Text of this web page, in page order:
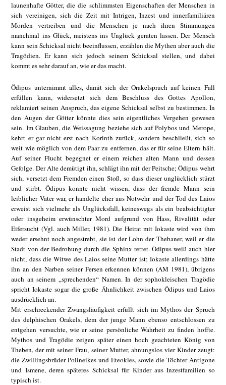
launenhafte Götter, die die schlimmsten Eigenschaften der Menschen in
sich vereinigen, sich die Zeit mit Intrigen, Inzest und innerfamiliären
Morden vertreiben und die Menschen je nach ihren Stimmungen
manchmal ins Glück, meistens ins Unglück geraten lassen. Der Mensch
kann sein Schicksal nicht beeinflussen, erzählen die Mythen aber auch die
Tragödien. Er kann sich jedoch seinem Schicksal stellen, und dabei
kommt es sehr darauf an, wie er das macht.
Ödipus unternimmt alles, damit sich der Orakelspruch auf keinen Fall
erfüllen kann, widersetzt sich dem Beschluss des Gottes Apollon,
reklamiert seinen Anspruch, das eigene Schicksal selbst zu bestimmen. In
den Augen der Götter könnte dies sein eigentliches Vergehen gewesen
sein. Im Glauben, die Weissagung beziehe sich auf Polybos und Merope,
kehrt er gar nicht erst nach Korinth zurück, sondern beschließt, sich so
weit wie möglich von dem Paar zu entfernen, das er für seine Eltern hält.
Auf seiner Flucht begegnet er einem reichen alten Mann und dessen
Gefolge. Der Alte demütigt ihn, schlägt ihn mit der Peitsche; Ödipus wehrt
sich, versetzt dem Fremden einen Stoß, so dass dieser unglücklich stürzt
und stirbt. Ödipus konnte nicht wissen, dass der fremde Mann sein
leiblicher Vater war, er handelte eher aus Notwehr und der Tod des Laios
erweist sich vielmehr als Unglücksfall, keineswegs als ein beabsichtigter
oder insgeheim erwünschter Mord aufgrund von Hass, Rivalität oder
Eifersucht (Vgl. auch Miller, 1981). Die Heirat mit Iokaste wird von ihm
weder ersehnt noch angestrebt, sie ist der Lohn der Thebaner, weil er die
Stadt von der Bedrohung durch die Sphinx rettet. Ödipus weiß auch hier
nicht, dass die Witwe des Laios seine Mutter ist; Iokaste allerdings hätte
ihn an den Narben seiner Fersen erkennen können (AM 1981), übrigens
auch an seinem „sprechenden“ Namen. In der sophokleischen Tragödie
spricht Iokaste sogar die große Ähnlichkeit zwischen Ödipus und Laios
ausdrücklich an.
Mit erschreckender Zwangsläufigkeit erfüllt sich im Mythos der Spruch
des delphischen Orakels, dem der junge Mann ebenso entschlossen zu
entgehen versuchte, wie er seine persönliche Wahrheit zu finden hoffte.
Mythos und Tragödie zeigen später einen hoch geachteten König von
Theben, der mit seiner Frau, seiner Mutter, ahnungslos vier Kinder zeugt:
die Zwillingsbrüder Polineikes und Eteokles, sowie die Töchter Antigone
und Ismene, deren späteres Schicksal für Kinder aus Inzestfamilien so
typisch ist.